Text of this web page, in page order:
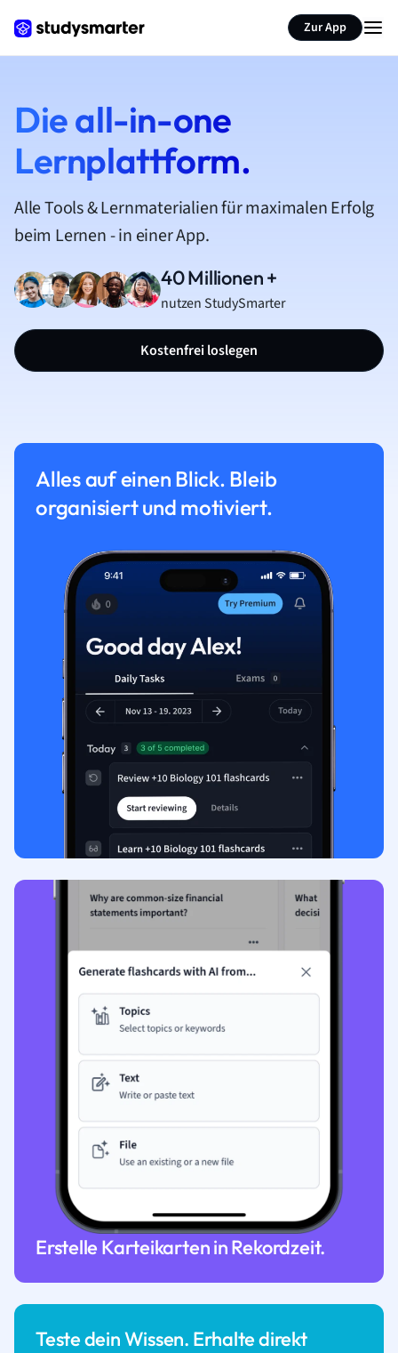
Zur App
Die all-in-one
Lernplattform.
Alle Tools & Lernmaterialien für maximalen Erfolg
beim Lernen - in einer App.
40 Millionen +
nutzen StudySmarter
Kostenfrei loslegen
Alles auf einen Blick. Bleib
organisiert und motiviert.
Erstelle Karteikarten in Rekordzeit.
Teste dein Wissen. Erhalte direkt